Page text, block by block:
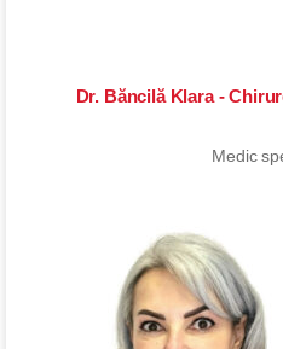
Dr. Băncilă Klara -
Medic